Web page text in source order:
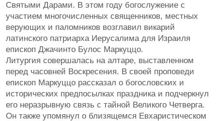
Святыми Дарами. В этом году богослужение с
участием многочисленных священников, местных
верующих и паломников возглавил викарий
латинского патриарха Иерусалима для Израиля
епископ Джачинто Булос Маркуццо.
Литургия совершалась на алтаре, выставленном
перед часовней Воскресения. В своей проповеди
епископ Маркуццо рассказал о богословских и
исторических предпосылках праздника и подчеркнул
его неразрывную связь с тайной Великого Четверга.
Он также упомянул о близящемся Евхаристическом